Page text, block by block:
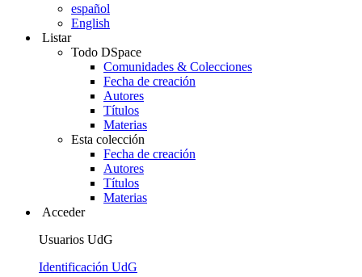
español
English
Listar
Todo DSpace
Comunidades & Colecciones
Fecha de creación
Autores
Títulos
Materias
Esta colección
Fecha de creación
Autores
Títulos
Materias
Acceder
Usuarios UdG
Identificación UdG